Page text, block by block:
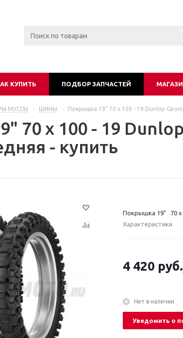
КУПИТЬ ПОДБОР ЗАПЧАСТЕЙ
МУССЫ - ШИНЫ - Покрышка 19" 70 x 100 - 19 Dunlop
70 x 100 - 19
- купить
Покрышка 19" 70 x
Характеристики
4 420 руб.
Нет в наличии
Уведомить о